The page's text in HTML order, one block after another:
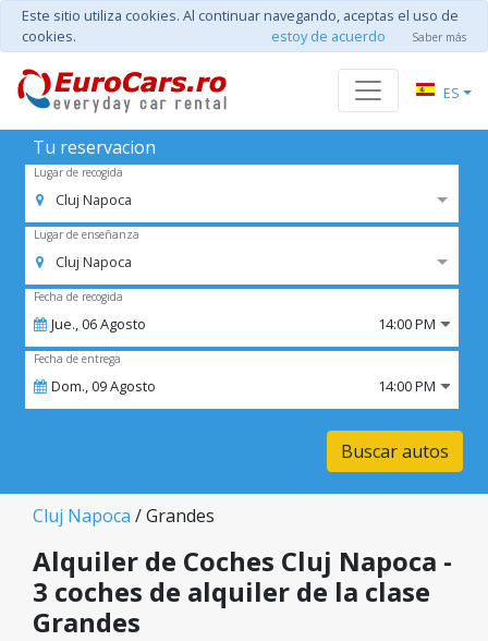
Este sitio utiliza cookies. Al continuar navegando, aceptas el uso de
cookies.
estoy de acuerdo Saber más
ES
Tu reservacion
Lugar de recogida
Cluj Napoca
Lugar de enseñanza
Cluj Napoca
Fecha de recogida
Jue.,06Agosto 14:00 PM
Fecha de entrega
Dom.,09Agosto 14:00 PM
Buscar autos
Cluj Napoca / Grandes
Alquiler de Coches Cluj Napoca -
3 coches de alquiler de la clase
Grandes